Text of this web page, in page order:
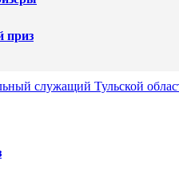
приз
служащий Тульской